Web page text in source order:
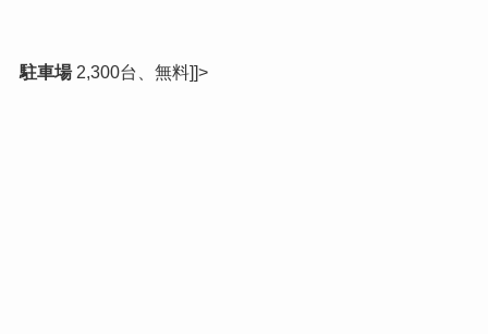
駐車場2,300台、無料]]>